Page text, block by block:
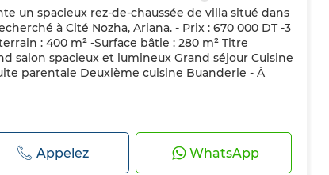
un spacieux rez-de-chaussée de villa situé dans
à Cité Nozha, Ariana. - Prix : 670 000 DT -3
: 400 m² -Surface bâtie : 280 m² Titre
salon spacieux et lumineux Grand séjour Cuisine
parentale Deuxième cuisine Buanderie - À
Appelez WhatsApp